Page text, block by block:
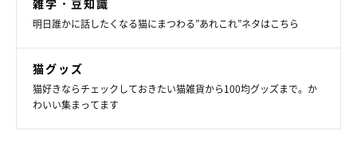
雑学・豆知識
明日誰かに話したくなる猫にまつわる”あれこれ”ネタはこちら
猫グッズ
猫好きならチェックしておきたい猫雑貨から100均グッズまで。か
わいい集まってます